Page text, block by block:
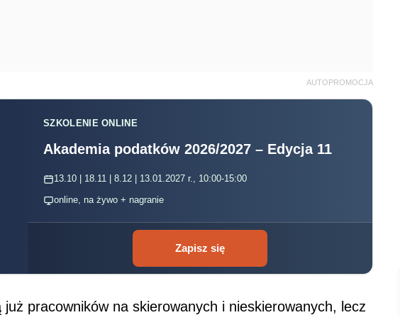
już pracowników na skierowanych i nieskierowanych, lecz
pracodawcy bądź za jego zgodą. Oznacza to, że
prawodo tym samych świadczeń.
przyznać zatrudnionym dodatkowe świadczenia
bądź refundacje kosztów czesnego, opłat za
wyżywienia, podróży i zakwaterowania. Nie będzie już
umowy.
możliwość korzystania ze zwolnienia z części albo